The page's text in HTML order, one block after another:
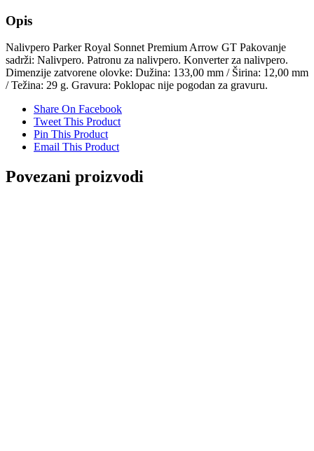
Opis
Nalivpero Parker Royal Sonnet Premium Arrow GT Pakovanje
sadrži: Nalivpero. Patronu za nalivpero. Konverter za nalivpero.
Dimenzije zatvorene olovke: Dužina: 133,00 mm / Širina: 12,00 mm
/ Težina: 29 g. Gravura: Poklopac nije pogodan za gravuru.
Share On Facebook
Tweet This Product
Pin This Product
Email This Product
Povezani proizvodi